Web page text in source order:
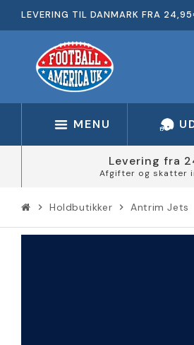
LEVERING TIL DANMARK FRA
MENU
Levering fra
Afgifter og skatter
chevron_right Holdbutikker chevron_right Antrim Jets